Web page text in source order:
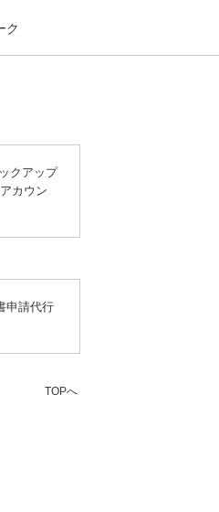
ク
クアップ
アカウン
申請代行
TOPへ